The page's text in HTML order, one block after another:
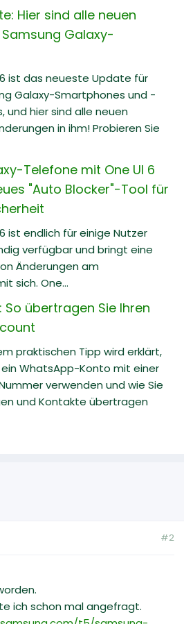
Hier sind alle neuen
Galaxy-
6 ist das neueste Update für
Galaxy-Smartphones und -
und hier sind alle neuen
in ihm! Probieren Sie
Telefone mit One UI 6
"Auto Blocker"-Tool für
ist endlich für einige Nutzer
verfügbar und bringt eine
Änderungen am
sich. One...
So übertragen Sie Ihren
praktischen Tipp wird erklärt,
ein WhatsApp-Konto mit einer
verwenden und wie Sie
und Kontakte übertragen
#2
ich schon mal angefragt.